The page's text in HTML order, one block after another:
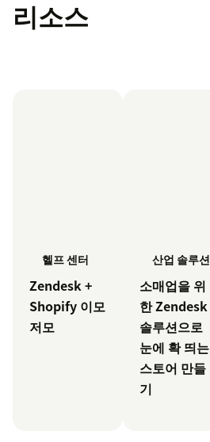
리소스
헬프 센터
Zendesk +
Shopify 이모
저모
산업 솔루션
소매업을 위
한 Zendesk
솔루션으로
눈에 확 띄는
스토어 만들
기